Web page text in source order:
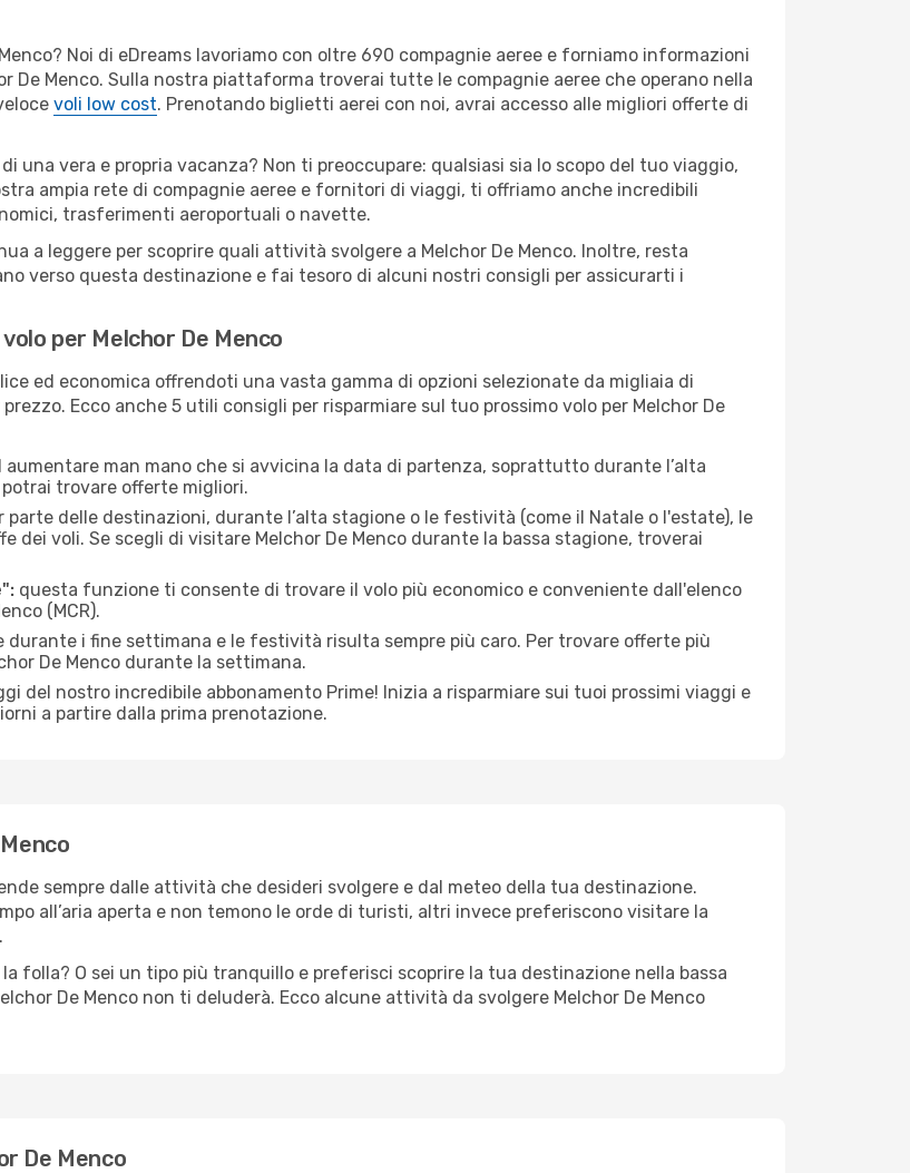
Noi di eDreams lavoriamo con oltre 690 compagnie aeree e forniamo informazioni
De Menco. Sulla nostra piattaforma troverai tutte le compagnie aeree che operano nella
voli low cost. Prenotando biglietti aerei con noi, avrai accesso alle migliori offerte di
una vera e propria vacanza? Non ti preoccupare: qualsiasi sia lo scopo del tuo viaggio,
ampia rete di compagnie aeree e fornitori di viaggi, ti offriamo anche incredibili
trasferimenti aeroportuali o navette.
a leggere per scoprire quali attività svolgere a Melchor De Menco. Inoltre, resta
verso questa destinazione e fai tesoro di alcuni nostri consigli per assicurarti i
per Melchor De Menco
ed economica offrendoti una vasta gamma di opzioni selezionate da migliaia di
Ecco anche 5 utili consigli per risparmiare sul tuo prossimo volo per Melchor De
man mano che si avvicina la data di partenza, soprattutto durante l’alta
trovare offerte migliori.
parte delle destinazioni, durante l’alta stagione o le festività (come il Natale o l'estate), le
dei voli. Se scegli di visitare Melchor De Menco durante la bassa stagione, troverai
questa funzione ti consente di trovare il volo più economico e conveniente dall'elenco
(MCR).
durante i fine settimana e le festività risulta sempre più caro. Per trovare offerte più
De Menco durante la settimana.
del nostro incredibile abbonamento Prime! Inizia a risparmiare sui tuoi prossimi viaggi e
a partire dalla prima prenotazione.
sempre dalle attività che desideri svolgere e dal meteo della tua destinazione.
all’aria aperta e non temono le orde di turisti, altri invece preferiscono visitare la
folla? O sei un tipo più tranquillo e preferisci scoprire la tua destinazione nella bassa
De Menco non ti deluderà. Ecco alcune attività da svolgere Melchor De Menco
De Menco